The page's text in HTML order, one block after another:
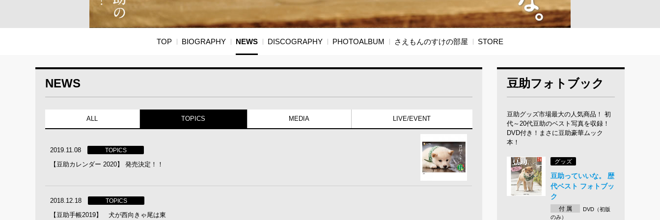
TOP BIOGRAPHY NEWS DISCOGRAPHY PHOTOALBUM さえもんのすけの部屋 STORE
NEWS
ALL TOPICS MEDIA LIVE/EVENT
2019.11.08 TOPICS
【豆助カレンダー 2020】 発売決定！！
2018.12.18 TOPICS
【豆助手帳2019】 犬が西向きゃ尾は東
豆助フォトブック
豆助グッズ市場最大の人気商品！ 初
代～20代豆助のベスト写真を収録！
DVD付き！まさに豆助豪華ムック
本！
グッズ
豆助っていいな。 歴
代ベスト フォトブッ
ク
付 属
DVD（初版
のみ）